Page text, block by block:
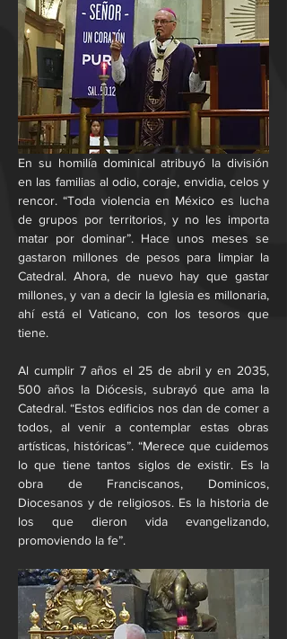
En su homilía dominical atribuyó la división
en las familias al odio, coraje, envidia, celos y
rencor. “Toda violencia en México es lucha
de grupos por territorios, y no les importa
matar por dominar”. Hace unos meses se
gastaron millones de pesos para limpiar la
Catedral. Ahora, de nuevo hay que gastar
millones, y van a decir la Iglesia es millonaria,
ahí está el Vaticano, con los tesoros que
tiene.
Al cumplir 7 años el 25 de abril y en 2035,
500 años la Diócesis, subrayó que ama la
Catedral. “Estos edificios nos dan de comer a
todos, al venir a contemplar estas obras
artísticas, históricas”. “Merece que cuidemos
lo que tiene tantos siglos de existir. Es la
obra de Franciscanos, Dominicos,
Diocesanos y de religiosos. Es la historia de
los que dieron vida evangelizando,
promoviendo la fe”.